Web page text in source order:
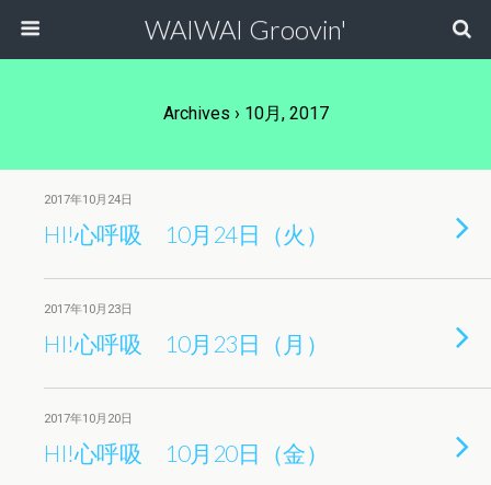
WAIWAI Groovin'
Archives › 10月, 2017
2017年10月24日
HI!心呼吸 10月24日（火）
2017年10月23日
HI!心呼吸 10月23日（月）
2017年10月20日
HI!心呼吸 10月20日（金）